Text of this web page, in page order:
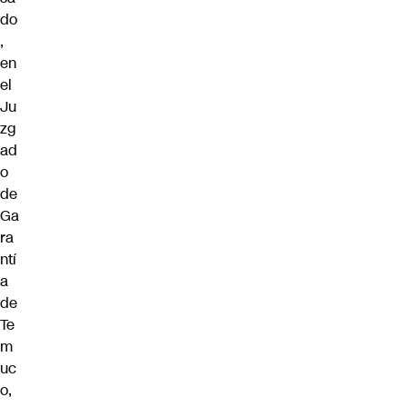
do
,
en
el
Ju
zg
ad
o
de
Ga
ra
ntí
a
de
Te
m
uc
o,